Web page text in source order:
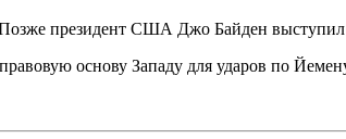
президент США Джо Байден выступил
основу Западу для ударов по